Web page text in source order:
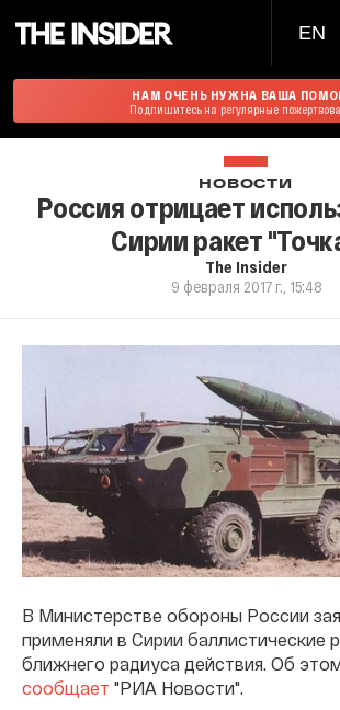
EN
НАМ ОЧЕНЬ НУЖНА ВАША
Подпишитесь на регулярные
НОВОСТИ
Россия отрицает
Сирии ракет
The Insider
9 февраля 2017 г., 15:48
В Министерстве обороны России
применяли в Сирии баллистические
ближнего радиуса действия. Об
сообщает "РИА Новости".